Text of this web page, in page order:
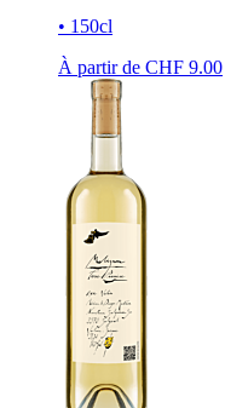
• 150cl
À partir de CHF 9.00